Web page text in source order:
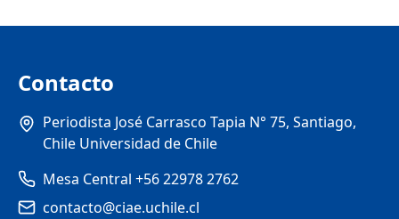
Contacto
Periodista José Carrasco Tapia N° 75, Santiago,
Chile Universidad de Chile
Mesa Central +56 22978 2762
contacto@ciae.uchile.cl